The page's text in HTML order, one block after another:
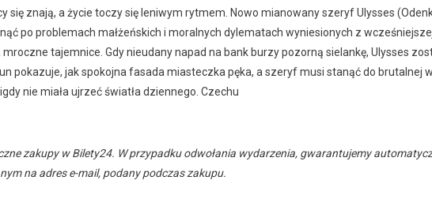
się znają, a życie toczy się leniwym rytmem. Nowo mianowany szeryf Ulysses
po problemach małżeńskich i moralnych dylematach wyniesionych z
tajemnice. Gdy nieudany napad na bank burzy pozorną sielankę, Ulysses
pokazuje, jak spokojna fasada miasteczka pęka, a szeryf musi stanąć do brutalnej
nie miała ujrzeć światła dziennego. Czechu
zakupy w Bilety24. W przypadku odwołania wydarzenia, gwarantujemy
na adres e-mail, podany podczas zakupu.